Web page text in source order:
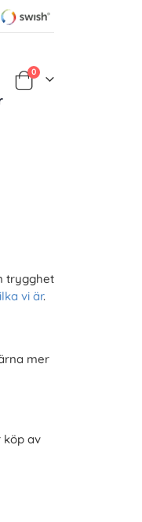
Varukorg
0Produkter
trygghet
vi är.
mer
köp av